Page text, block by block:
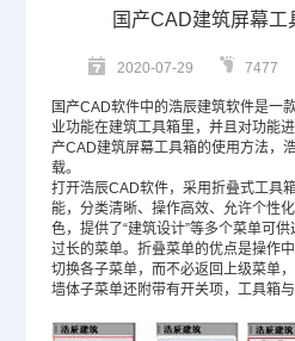
国产CAD建筑屏幕工
2020-07-29 7477
国产CAD软件中的浩辰建筑软件是一
业功能在建筑工具箱里，并且对功能
产CAD建筑屏幕工具箱的使用方法，
载。
打开浩辰CAD软件，采用折叠式工具
能，分类清晰、操作高效、允许个性
色，提供了“建筑设计”等多个菜单可
过长的菜单。折叠菜单的优点是操作
切换各子菜单，而不必返回上级菜单
墙体子菜单还附带有开关项，工具箱